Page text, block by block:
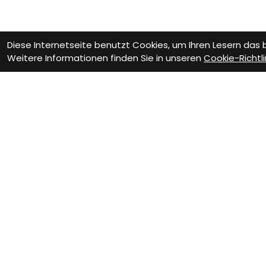
Diese Internetseite benutzt Cookies, um Ihren Lesern
Weitere Informationen finden Sie in unseren Cookie-